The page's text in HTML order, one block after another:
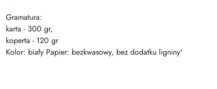
Gramatura:
karta - 300 gr,
koperta - 120 gr
Kolor: biały Papier: bezkwasowy, bez dodatku ligniny'